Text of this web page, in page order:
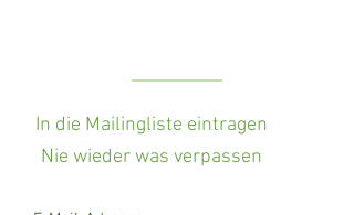
In die Mailingliste eintragen
Nie wieder was verpassen